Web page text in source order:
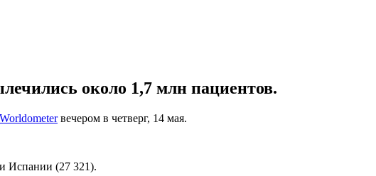
около 1,7 млн пациентов.
Worldometerвечером в четверг, 14 мая.
Испании (27 321).